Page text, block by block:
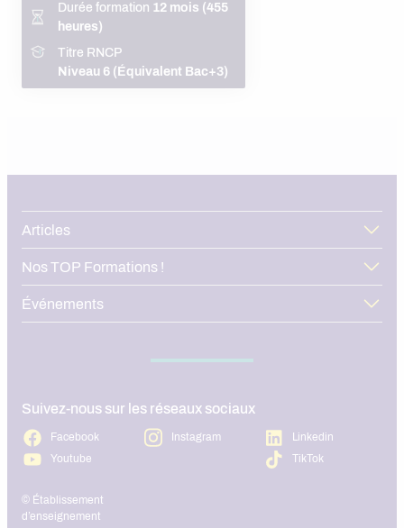
Durée formation 12 mois (455
heures)
Titre RNCP
Niveau 6 (Équivalent Bac+3)
Articles
Nos TOP Formations !
Événements
Suivez-nous sur les réseaux sociaux
Facebook Instagram
Linkedin
Youtube
TikTok
© Établissement
d’enseignement